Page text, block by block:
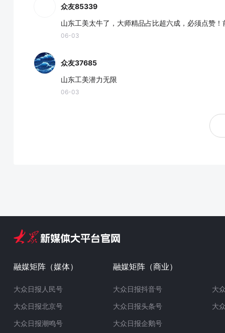
众友85339
山东工美太牛了，大师精品占比超六成，必须点赞！
06-03
众友37685
山东工美潜力无限
06-03
融媒矩阵（媒体）
大众日报人民号
大众日报北京号
大众日报潮鸣号
融媒矩阵（商业）
大众日报抖音号
大众日报头条号
大众日报企鹅号
大
大